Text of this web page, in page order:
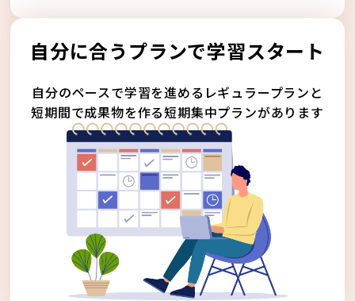
自分に合うプランで学習スタート
自分のペースで学習を進めるレギュラープランと
短期間で成果物を作る短期集中プランがあります